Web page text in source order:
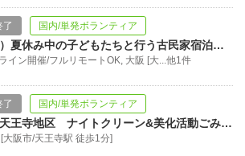
了 国内/単発ボランティア
（急募）夏休み中の子どもたちと行う古民家宿泊体験を一緒に企画・運営しませんか？
イン開催/フルリモートOK, 大阪 [大...他1件
了 国内/単発ボランティア
大阪・天王寺地区 ナイトクリーン&美化活動ごみ調査に参加しませんか？
大阪市/天王寺駅 徒歩1分]